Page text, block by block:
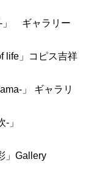
」 ギャラリー
life」コピス吉祥
」 ギャラリ
」
」Gallery